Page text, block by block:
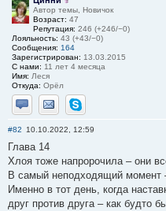
Автор темы, Новичок
Возраст: 47
Репутация: 246 (+246/−0)
Лояльность: 43 (+43/−0)
Сообщения: 164
Зарегистрирован: 13.03.2015
С нами: 11 лет 4 месяца
Имя: Леся
Откуда: Орёл
Отправить личное
Отправить email
Skype
#82 10.10.2022, 12:59
Глава 14
Хлоя тоже напророчила – они
В самый неподходящий момент
Именно в тот день, когда
друг против друга – как будто